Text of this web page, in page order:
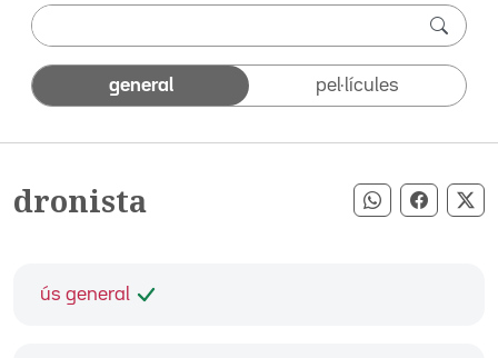
general pel·lícules
dronista Compartir
ús general